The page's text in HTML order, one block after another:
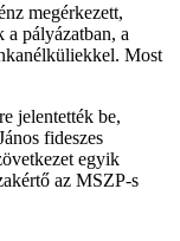
megérkezett,
pályázatban, a
Most
jelentették be,
fideszes
egyik
az MSZP-s